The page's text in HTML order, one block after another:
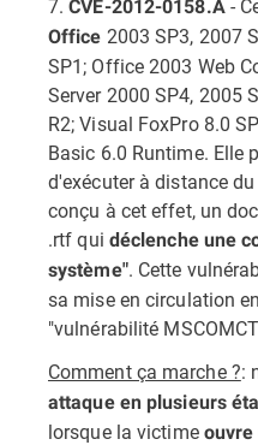
7.CVE-2012-0158.A-
Office 2003 SP3, 2007
SP1; Office 2003 Web
Server 2000 SP4, 2005
R2; Visual FoxPro 8.0
Basic 6.0 Runtime. Elle
d'exécuter à distance
conçu à cet effet, un
.rtf qui déclenche une
système". Cette
sa mise en circulation
"vulnérabilité
Comment ça marche ?:
attaque en plusieurs
lorsque la victime